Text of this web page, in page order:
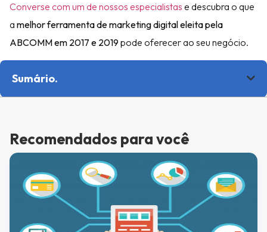
Converse com um de nossos especialistas e descubra o que
a melhor ferramenta de marketing digital eleita pela
ABCOMM em 2017 e 2019pode oferecer ao seu negócio.
Sumário.
Recomendados para você